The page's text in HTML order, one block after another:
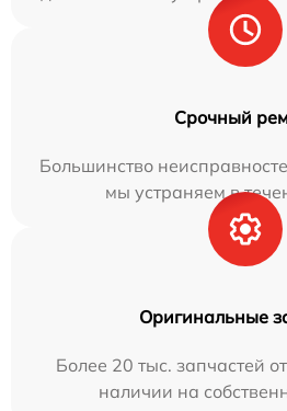
Срочный
Большинство
мы устраняем в
Оригинальные
Более 20 тыс. запчастей
наличии на